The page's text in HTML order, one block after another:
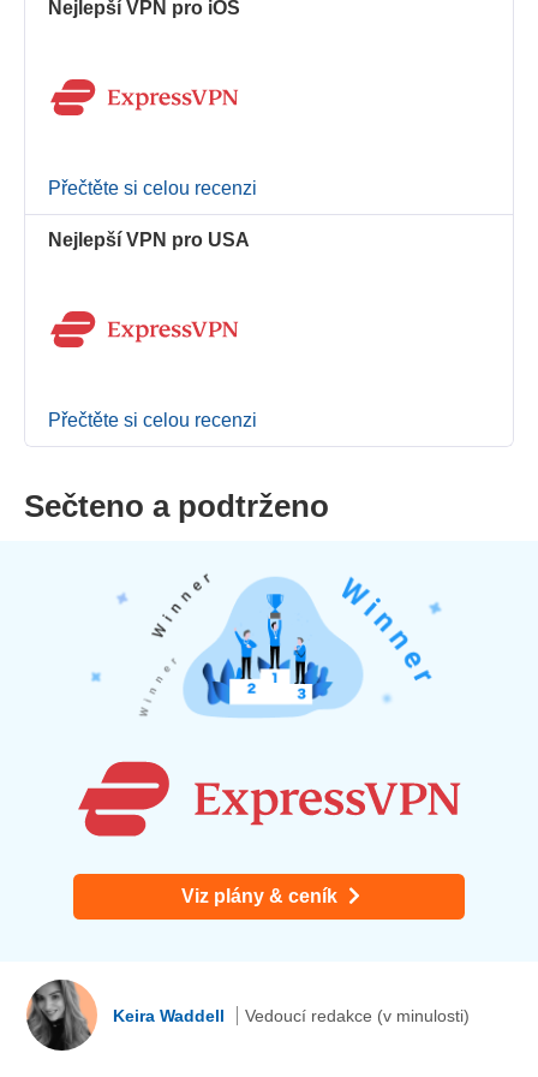
Nejlepší VPN pro iOS
Přečtěte si celou recenzi
Nejlepší VPN pro USA
Přečtěte si celou recenzi
Sečteno a podtrženo
Viz plány & ceník
Keira Waddell Vedoucí redakce (v minulosti)